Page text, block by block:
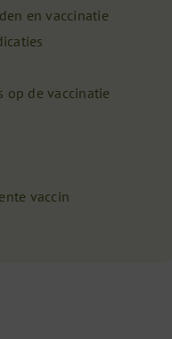
en vaccinatie
op de vaccinatie
vaccin